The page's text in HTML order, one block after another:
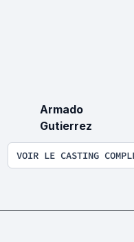
Armado
Gutierrez
VOIR LE CASTING